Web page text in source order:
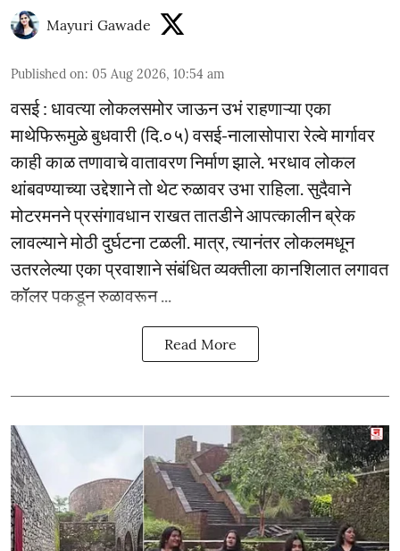
Mayuri Gawade
Published on: 05 Aug 2026, 10:54 am
वसई : धावत्या लोकलसमोर जाऊन उभं राहणाऱ्या एका
माथेफिरूमुळे बुधवारी (दि.०५) वसई-नालासोपारा रेल्वे मार्गावर
काही काळ तणावाचे वातावरण निर्माण झाले. भरधाव लोकल
थांबवण्याच्या उद्देशाने तो थेट रुळावर उभा राहिला. सुदैवाने
मोटरमनने प्रसंगावधान राखत तातडीने आपत्कालीन ब्रेक
लावल्याने मोठी दुर्घटना टळली. मात्र, त्यानंतर लोकलमधून
उतरलेल्या एका प्रवाशाने संबंधित व्यक्तीला कानशिलात लगावत
कॉलर पकडून रुळावरून ...
Read More